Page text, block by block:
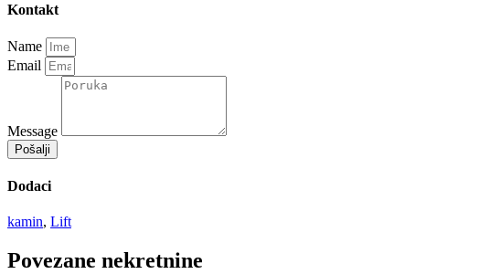
Kontakt
Name
Email
Message
Pošalji
Dodaci
kamin, Lift
Povezane nekretnine